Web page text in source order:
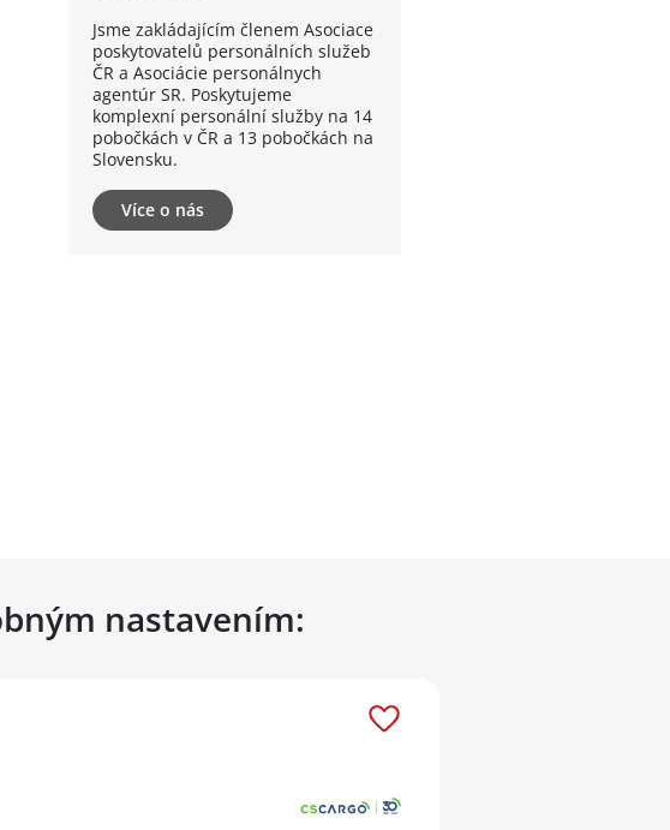
Jsme zakládajícím členem Asociace
poskytovatelů personálních služeb
ČR a Asociácie personálnych
agentúr SR. Poskytujeme
komplexní personální služby na 14
pobočkách v ČR a 13 pobočkách na
Slovensku.
Více o nás
nastavením: